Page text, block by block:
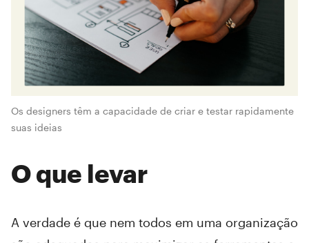
Os designers têm a capacidade de criar e testar rapidamente
suas ideias
O que levar
A verdade é que nem todos em uma organização